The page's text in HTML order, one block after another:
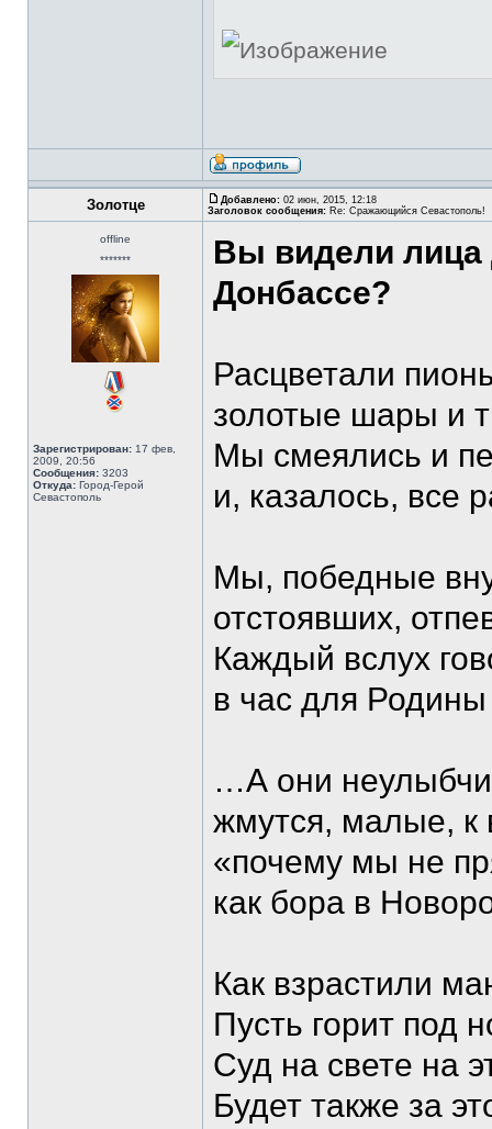
Золотце Добавлено: 02 июн, 2015, 12:18
Заголовок сообщения: Re: Сражающийся Севастополь!
offline
*******
Зарегистрирован: 17 фев,
2009, 20:56
Сообщения: 3203
Откуда: Город-Герой
Севастополь
Вы видели лица
Донбассе?
Расцветали
золотые шары и
Мы смеялись и
и, казалось, все
Мы, победные
отстоявших,
Каждый вслух
в час для
…А они
жмутся, малые, к
«почему мы не
как бора в
Как взрастили
Пусть горит под
Суд на свете на
Будет также за